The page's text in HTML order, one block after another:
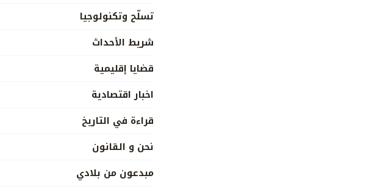
تسلّح وتكنولوجيا
شريط الأحداث
قضايا إقليمية
اخبار اقتصادية
قراءة في التاريخ
نحن و القانون
مبدعون من بلادي